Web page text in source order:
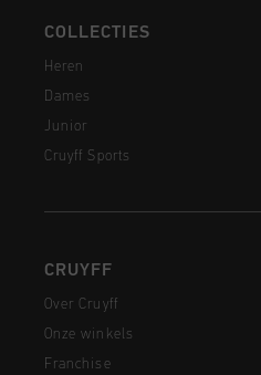
COLLECTIES
Heren
Dames
Junior
Cruyff Sports
CRUYFF
Over Cruyff
Onze winkels
Franchise